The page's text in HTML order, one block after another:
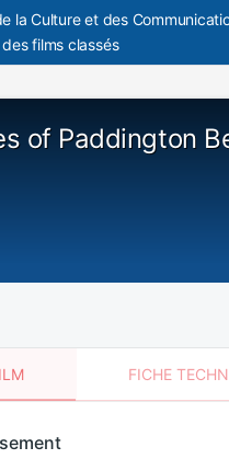
la Culture et des
films classés
of Paddington
FICHE